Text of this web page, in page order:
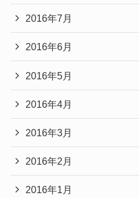
2016年7月
2016年6月
2016年5月
2016年4月
2016年3月
2016年2月
2016年1月